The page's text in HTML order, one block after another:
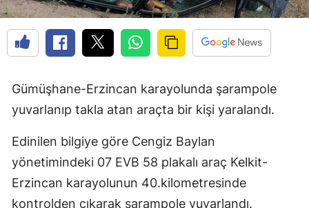
Erzincan
Erzurum
Gaziantep
Giresun
Gümüşhane
Hakkari
Gümüşhane-Erzincan karayolunda şarampole
yuvarlanıp takla atan araçta bir kişi yaralandı.
Edinilen bilgiye göre Cengiz Baylan
yönetimindeki 07 EVB 58 plakalı araç Kelkit-
Erzincan karayolunun 40.kilometresinde
kontrolden çıkarak şarampole yuvarlandı.